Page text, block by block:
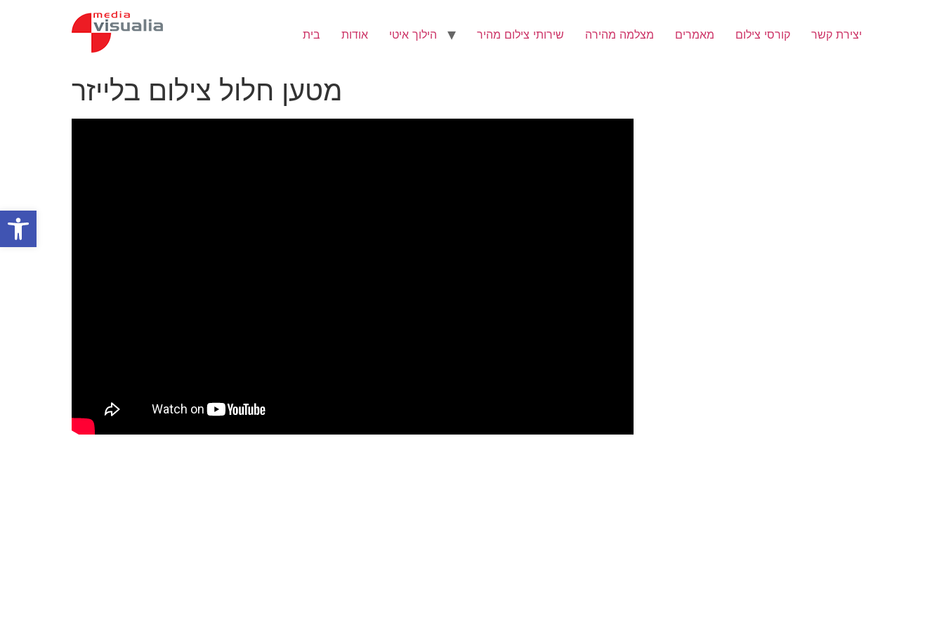
Open toolbar
בית אודות הילוך איטי שירותי צילום מהיר מצלמה מהירה מאמרים קורסי צילום יצירת קשר
מטען חלול צילום בלייזר